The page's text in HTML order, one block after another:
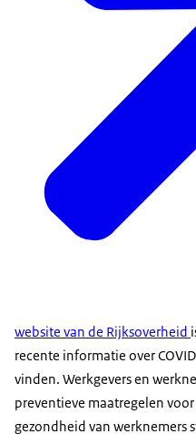
website van de Rijksoverheid
recente informatie over
vinden. Werkgevers en
preventieve maatregelen
gezondheid van werknemers